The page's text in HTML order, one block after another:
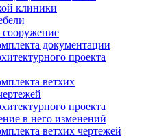
клиники
сооружение
документации
проекта
ветхих
проекта
в него изменений
ветхих чертежей